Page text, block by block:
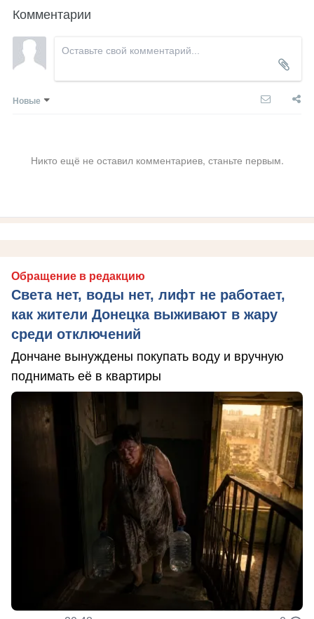
Комментарии
Новые
Никто ещё не оставил комментариев, станьте первым.
Обращение в редакцию
Света нет, воды нет, лифт не работает,
как жители Донецка выживают в жару
среди отключений
Дончане вынуждены покупать воду и вручную
поднимать её в квартиры